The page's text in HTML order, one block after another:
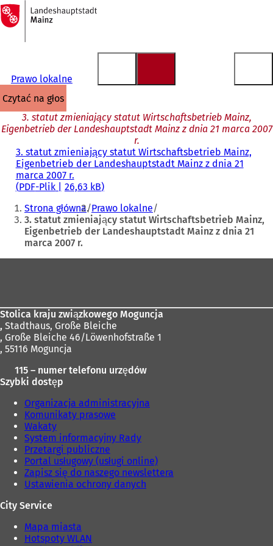
Przejdź do treści
Do
strony
głównej
Prawo lokalne
czytać na głos
3. statut zmieniający statut Wirtschaftsbetrieb Mainz,
Eigenbetrieb der Landeshauptstadt Mainz z dnia 21 marca 2007
r.
3. statut zmieniający statut Wirtschaftsbetrieb Mainz,
Eigenbetrieb der Landeshauptstadt Mainz z dnia 21
marca 2007 r.
PDF-Plik 26,63 kB
Jesteś
tutaj:
Strona główna Prawo lokalne
3. statut zmieniający statut Wirtschaftsbetrieb Mainz,
Eigenbetrieb der Landeshauptstadt Mainz z dnia 21
marca 2007 r.
Stolica kraju związkowego Moguncja
, Stadthaus, Große Bleiche
, Große Bleiche 46/Löwenhofstraße 1
, 55116 Moguncja
115 – numer telefonu urzędów
Szybki dostęp
Organizacja administracyjna
Komunikaty prasowe
Wakaty
System informacyjny Rady
Przetargi publiczne
Portal usługowy (usługi online)
Zapisz się do naszego newslettera
Ustawienia ochrony danych
City Service
Mapa miasta
Hotspoty WLAN